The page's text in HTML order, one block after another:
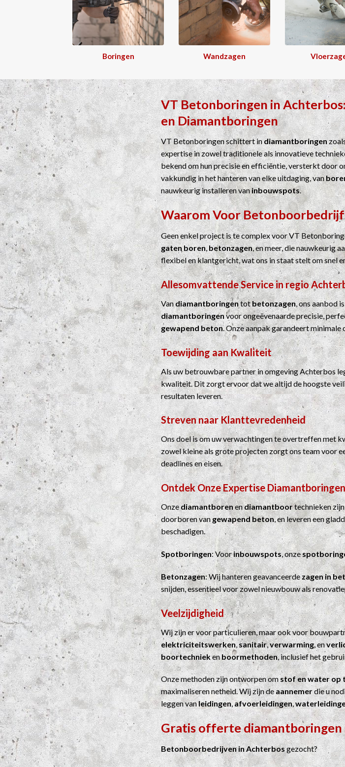
Boringen Wandzagen
VT BetonboringeninAchterbos
enDiamantboringen
VT Betonboringen schittert indiamantboringen
expertise in zowel traditionele als innovatieve
bekend om hun precisie en efficiëntie, versterkt door
vakkundig in het hanteren van elke uitdaging, van
nauwkeurig installeren vaninbouwspots.
Waarom VoorBetonboorbedrijf
Geen enkel project is te complex voor VT
gaten boren,betonzagen, en meer, die nauwkeurig
flexibel en klantgericht, wat ons in staat stelt om snel
Allesomvattende Service in regio
Vandiamantboringentotbetonzagen, ons aanbod
diamantboringenvoor ongeëvenaarde precisie,
gewapend beton. Onze aanpak garandeert
Toewijding aan Kwaliteit
Als uw betrouwbare partner in omgeving Achterbos
kwaliteit. Dit zorgt ervoor dat we altijd de hoogste
resultaten leveren.
Streven naar Klanttevredenheid
Ons doel is om uw verwachtingen te overtreffen met
zowel kleine als grote projecten zorgt ons team voor
deadlines en eisen.
Ontdek Onze ExpertiseDiamantboringen
Onzediamantborenendiamantboortechnieken
doorboren vangewapend beton, en leveren een
beschadigen.
Spotboringen: Voorinbouwspots, onze
Betonzagen: Wij hanteren geavanceerdezagen in
snijden, essentieel voor zowel nieuwbouw als
Veelzijdigheid
Wij zijn er voor particulieren, maar ook voor
elektriciteitswerken,sanitair,verwarming, en
boortechniekenboormethoden, inclusief het
Onze methoden zijn ontworpen om stof en water op
maximaliseren netheid. Wij zijn deaannemerdie u
leggen vanleidingen,afvoerleidingen,
Gratis offerte diamantboringen
Betonboorbedrijven in Achterbosgezocht?